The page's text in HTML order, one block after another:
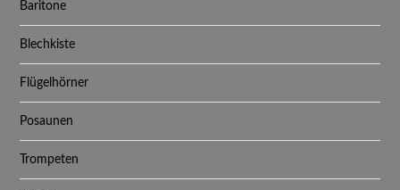
Baritone
Blechkiste
Flügelhörner
Posaunen
Trompeten